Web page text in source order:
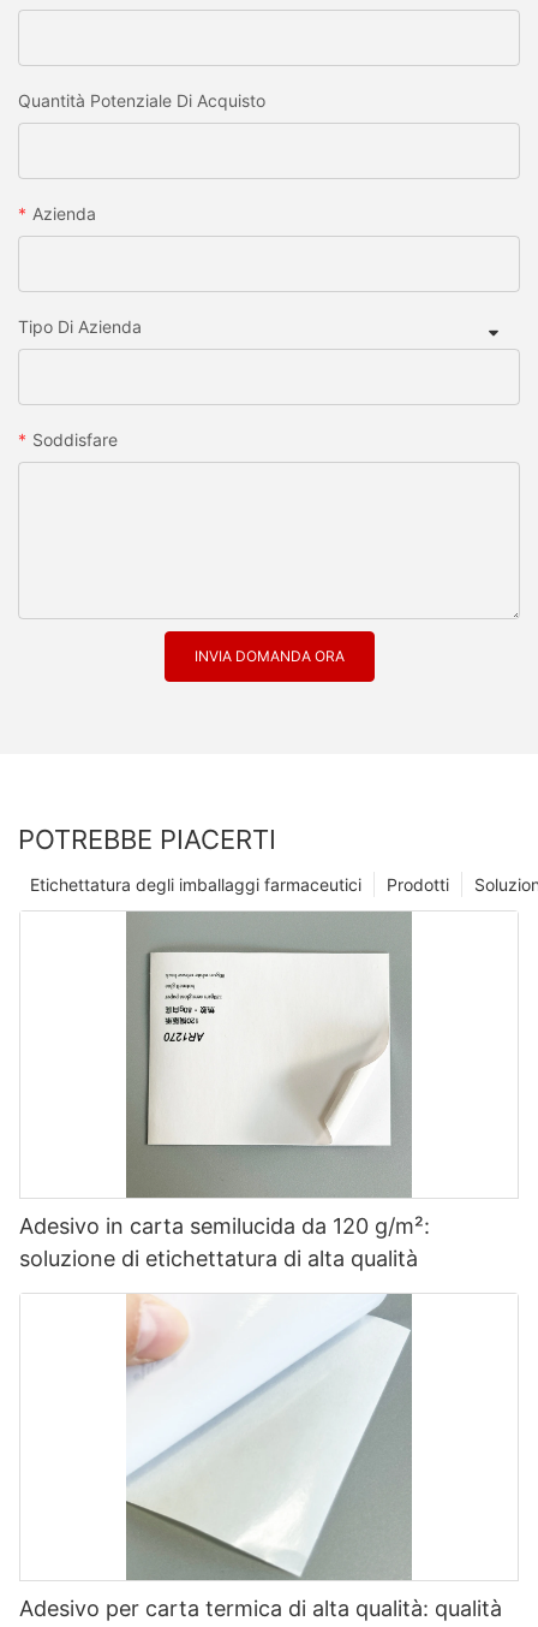
Quantità Potenziale Di Acquisto
Azienda
Tipo Di Azienda
Soddisfare
INVIA DOMANDA ORA
POTREBBE PIACERTI
Prodotti
Etichettatura degli imballaggi farmaceutici
Adesivo in carta semilucida da 120 g/m²:
soluzione di etichettatura di alta qualità
Adesivo per carta termica di alta qualità: qualità